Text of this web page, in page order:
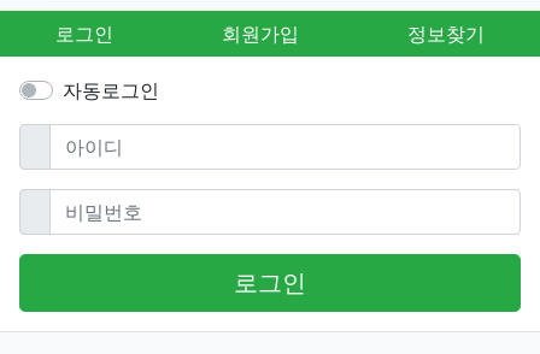
로그인 회원가입 정보찾기
자동로그인
아이디필수
비밀번호필수
로그인